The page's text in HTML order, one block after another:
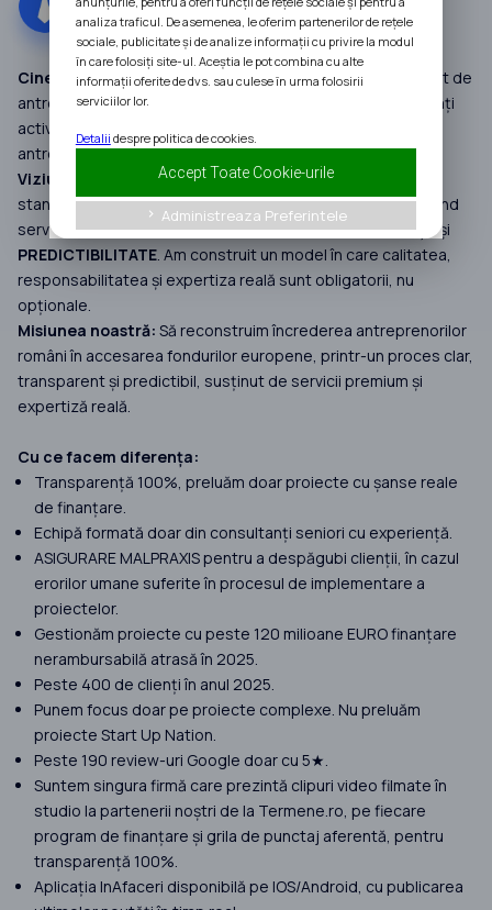
Cine suntem:InAfaceri.ro este un grup de companii fondat de
antreprenorul Alin Meteșan, construit în jurul unei comunități
active de peste 400.000 de membri și dedicat dezvoltării
antreprenoriatului din România.
Viziunea noastră:
În ultimii 7 ani, InAfaceri.ro a redefinit
standardele în consultanța pentru Fonduri Europene, oferind
servicii premium bazate peINFORMARE,TRANSPARENȚĂ și
PREDICTIBILITATE. Am construit un model în care calitatea,
responsabilitatea și expertiza reală sunt obligatorii, nu
opționale.
Misiunea noastră: Să reconstruim încrederea antreprenorilor
români în accesarea fondurilor europene, printr-un proces clar,
transparent și predictibil, susținut de servicii premium și
expertiză reală.
Cu ce facem diferența:
Transparență 100%, preluăm doar proiecte cu șanse reale
de finanțare.
Echipă formată doar din consultanți seniori cu experiență.
ASIGURARE MALPRAXIS pentru a despăgubi clienții, în cazul
erorilor umane suferite în procesul de implementare a
proiectelor.
Gestionăm proiecte cu peste 120 milioane EURO finanțare
nerambursabilă atrasă în 2025.
Peste 400 de clienți în anul 2025.
Punem focus doar pe proiecte complexe. Nu preluăm
proiecte Start Up Nation.
Peste 190 review-uri Google doar cu 5★.
Suntem singura firmă care prezintă clipuri video filmate în
studio la partenerii noștri de la Termene.ro, pe fiecare
program de finanțare și grila de punctaj aferentă, pentru
transparență 100%.
Aplicația InAfaceri disponibilă pe IOS/Android, cu publicarea
analiza traficul. De asemenea, le oferim partenerilor de rețele
sociale, publicitate și de analize informații cu privire la modul
în care folosiți site-ul. Aceștia le pot combina cu alte
informații oferite de dvs. sau culese în urma folosirii
serviciilor lor.
Detalii despre politica de cookies.
Accept Toate Cookie-urile
keyboard_arrow_right Administreaza Preferintele